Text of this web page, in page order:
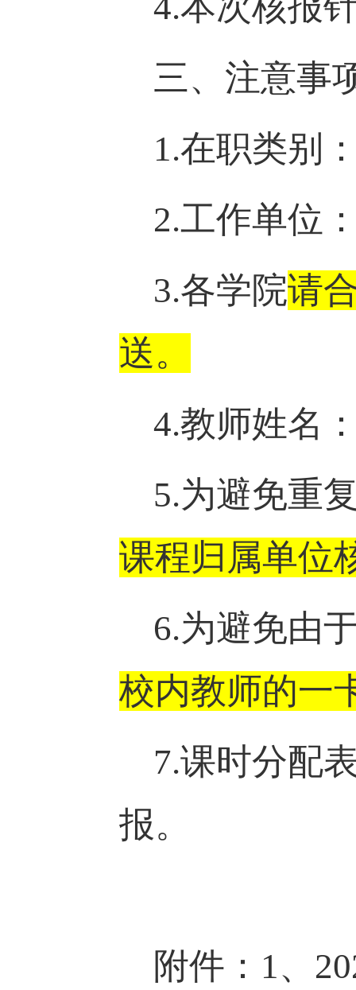
三、注意事
1.在职类别
2.工作单位
3.各学院请
送。
4.教师姓名
5.为避免重
课程归属单位
6.为避免由
校内教师的一
7.课时分配
报。
附件： 1、